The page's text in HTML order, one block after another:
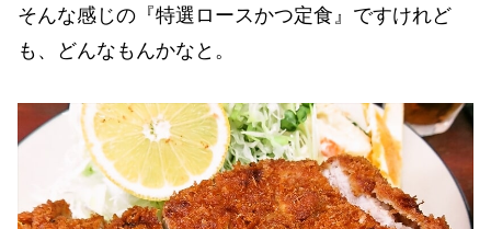
そんな感じの『特選ロースかつ定食』ですけれど
も、どんなもんかなと。